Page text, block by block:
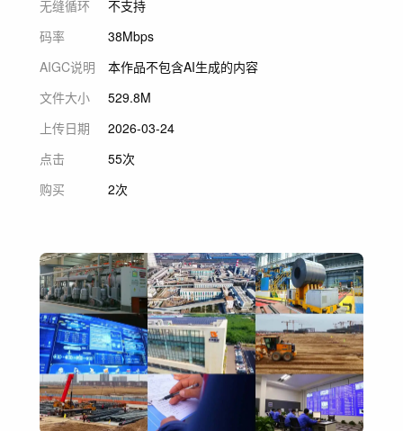
无缝循环
不支持
码率
38Mbps
AIGC说明
本作品不包含AI生成的内容
文件大小
529.8M
上传日期
2026-03-24
点击
55次
购买
2次